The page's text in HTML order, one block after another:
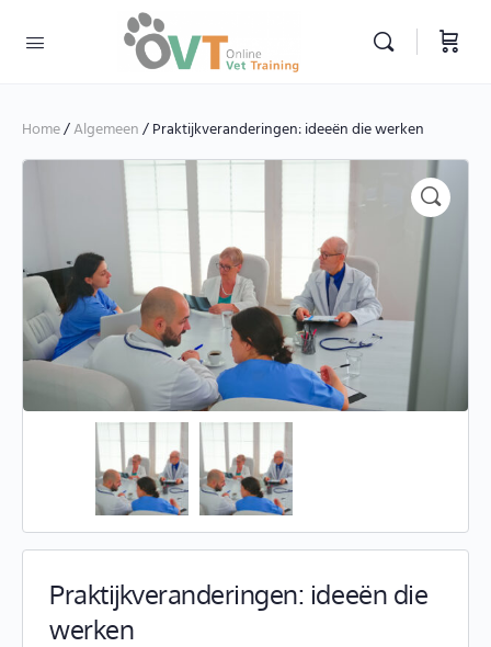
Home/Algemeen/ Praktijkveranderingen: ideeën die werken
Praktijkveranderingen: ideeën die
werken